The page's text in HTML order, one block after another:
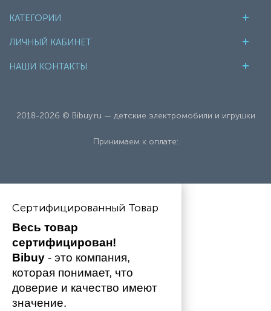
КАТЕГОРИИ
ЛИЧНЫЙ КАБИНЕТ
НАШИ КОНТАКТЫ
2018-2026 © Bibuy.ru — детские электромобили и игрушки
Принимаем к оплате:
Сертифицированный Товар
Весь товар
сертифицирован!
Bibuy - это компания,
которая понимает, что
доверие и качество имеют
значение.